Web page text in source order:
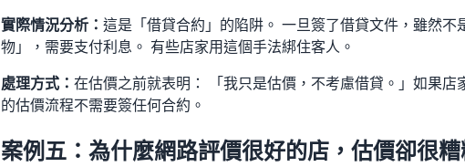
實際情況分析： 這是「借貸合約」的陷阱。 一旦簽了借貸文件，雖然
物」，需要支付利息。 有些店家用這個手法綁住客人。
處理方式： 在估價之前就表明： 「我只是估價，不考慮借貸。」如果
的估價流程不需要簽任何合約。
案例五：為什麼網路評價很好的店，估價卻很糟